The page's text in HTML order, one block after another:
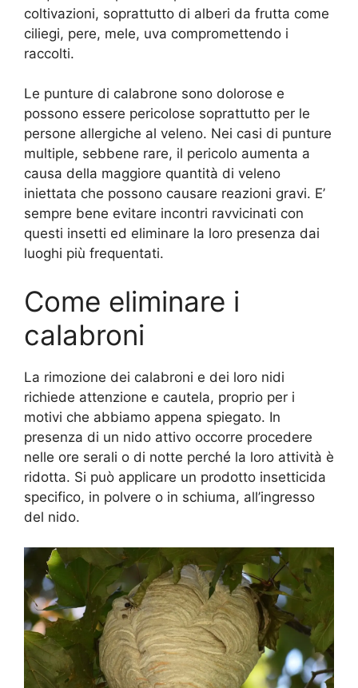
coltivazioni, soprattutto di alberi da frutta come
ciliegi, pere, mele, uva compromettendo i
raccolti.
Le punture di calabrone sono dolorose e
possono essere pericolose soprattutto per le
persone allergiche al veleno. Nei casi di punture
multiple, sebbene rare, il pericolo aumenta a
causa della maggiore quantità di veleno
iniettata che possono causare reazioni gravi. E’
sempre bene evitare incontri ravvicinati con
questi insetti ed eliminare la loro presenza dai
luoghi più frequentati.
Come eliminare i
calabroni
La rimozione dei calabroni e dei loro nidi
richiede attenzione e cautela, proprio per i
motivi che abbiamo appena spiegato. In
presenza di un nido attivo occorre procedere
nelle ore serali o di notte perché la loro attività è
ridotta. Si può applicare un prodotto insetticida
specifico, in polvere o in schiuma, all’ingresso
del nido.